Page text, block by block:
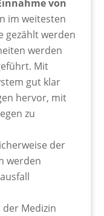
von
im weitesten
gezählt werden
werden
Mit
gut klar
hervor, mit
zu
der
werden
Medizin